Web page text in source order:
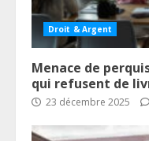
Droit & Argent
Menace de
qui refusent de
23 décembre 2025